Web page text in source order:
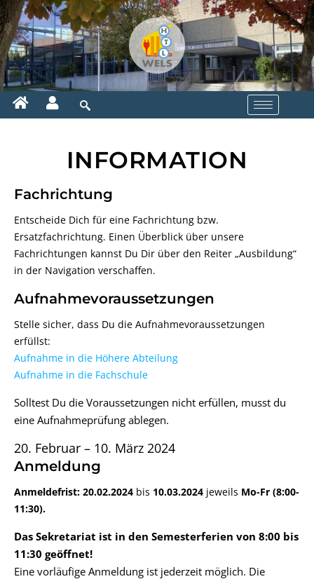
INFORMATION
Fachrichtung
Entscheide Dich für eine Fachrichtung bzw.
Ersatzfachrichtung. Einen Überblick über unsere
Fachrichtungen kannst Du Dir über den Reiter „Ausbildung“
in der Navigation verschaffen.
Aufnahmevoraussetzungen
Stelle sicher, dass Du die Aufnahmevoraussetzungen
erfüllst:
Aufnahme in die Höhere Abteilung
Aufnahme in die Fachschule
Solltest Du die Voraussetzungen nicht erfüllen, musst du
eine Aufnahmeprüfung ablegen.
20. Februar – 10. März 2024
Anmeldung
Anmeldefrist: 20.02.2024 bis 10.03.2024 jeweils Mo-Fr (8:00-
11:30).
Das Sekretariat ist in den Semesterferien von 8:00 bis
11:30 geöffnet!
Eine vorläufige Anmeldung ist jederzeit möglich. Die